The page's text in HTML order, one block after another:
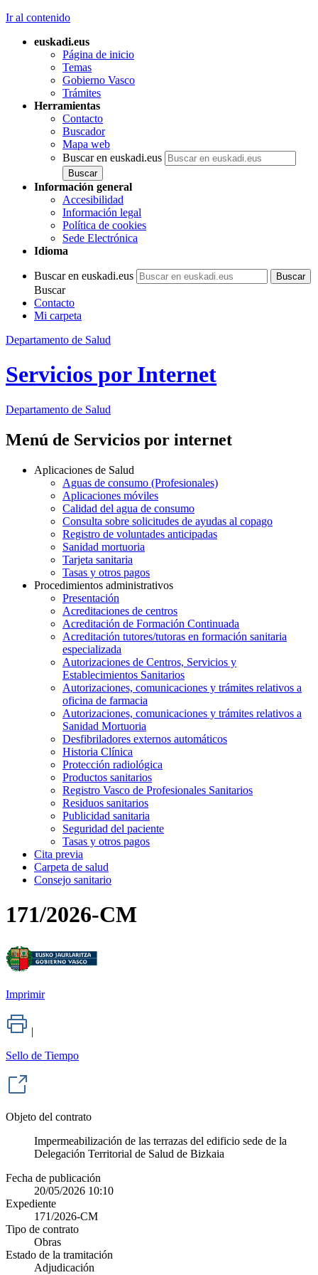
Ir al contenido
euskadi.eus
Página de inicio
Temas
Gobierno Vasco
Trámites
Herramientas
Contacto
Buscador
Mapa web
Buscar en euskadi.eus
Información general
Accesibilidad
Información legal
Política de cookies
Sede Electrónica
Idioma
Buscar en euskadi.eus
Buscar
Contacto
Mi carpeta
Departamento de Salud
Servicios por Internet
Departamento de Salud
Menú de Servicios por internet
Aplicaciones de Salud
Aguas de consumo (Profesionales)
Aplicaciones móviles
Calidad del agua de consumo
Consulta sobre solicitudes de ayudas al copago
Registro de voluntades anticipadas
Sanidad mortuoria
Tarjeta sanitaria
Tasas y otros pagos
Procedimientos administrativos
Presentación
Acreditaciones de centros
Acreditación de Formación Continuada
Acreditación tutores/tutoras en formación sanitaria
especializada
Autorizaciones de Centros, Servicios y
Establecimientos Sanitarios
Autorizaciones, comunicaciones y trámites relativos a
oficina de farmacia
Autorizaciones, comunicaciones y trámites relativos a
Sanidad Mortuoria
Desfibriladores externos automáticos
Historia Clínica
Protección radiológica
Productos sanitarios
Registro Vasco de Profesionales Sanitarios
Residuos sanitarios
Publicidad sanitaria
Seguridad del paciente
Tasas y otros pagos
Cita previa
Carpeta de salud
Consejo sanitario
171/2026-CM
Imprimir
|
Sello de Tiempo
Objeto del contrato
Impermeabilización de las terrazas del edificio sede de la
Delegación Territorial de Salud de Bizkaia
Fecha de publicación
20/05/2026 10:10
Expediente
171/2026-CM
Tipo de contrato
Obras
Estado de la tramitación
Adjudicación